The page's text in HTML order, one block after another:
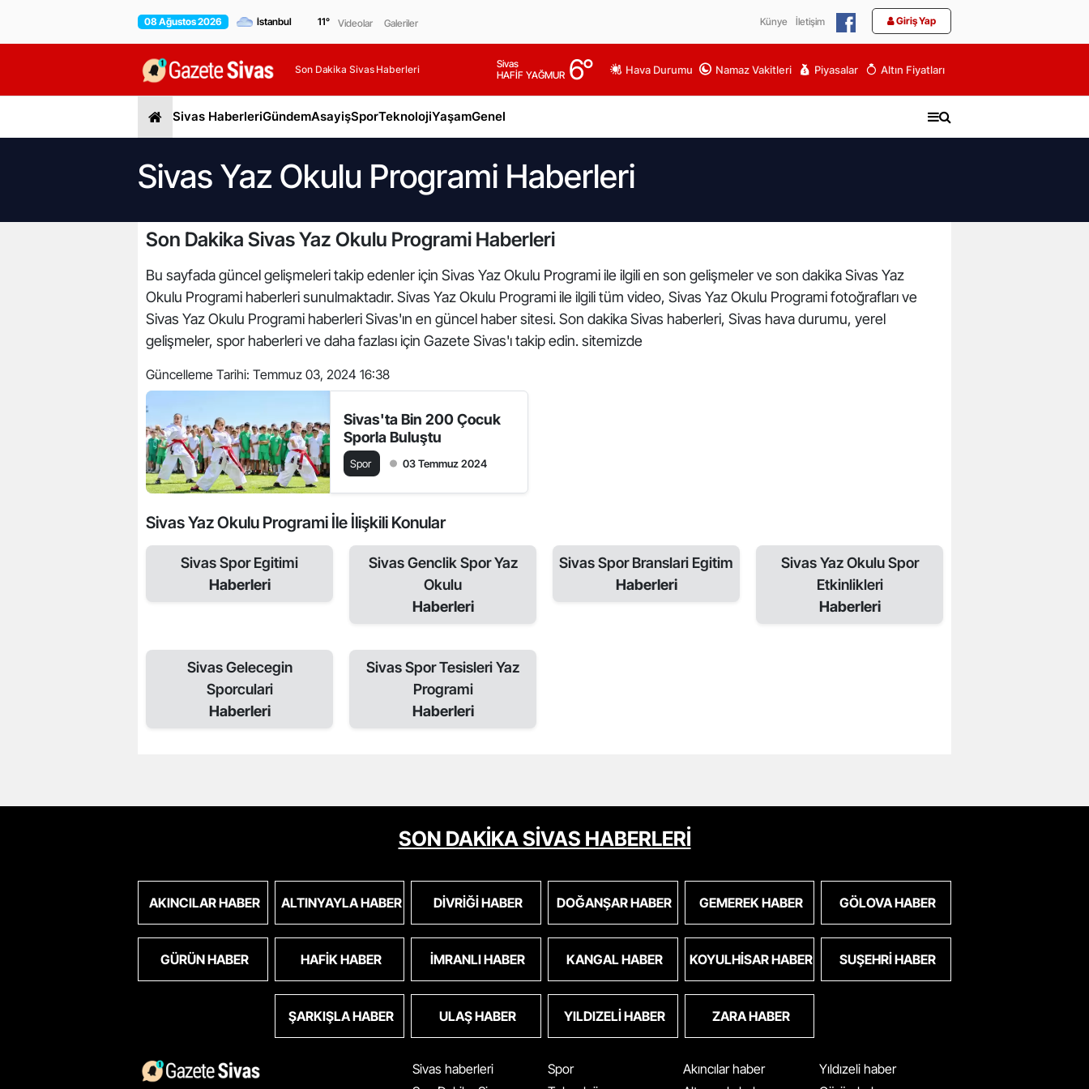
08 Ağustos 2026 11° Videolar Galeriler Künye İletişim Giriş Yap
Son Dakika Sivas Haberleri
Sivas
HAFİF YAĞMUR 6° Hava Durumu Namaz Vakitleri Piyasalar Altın Fiyatları
Sivas HaberleriGündemAsayişSporTeknolojiYaşamGenel
Sivas Yaz Okulu Programi Haberleri
Son Dakika Sivas Yaz Okulu Programi Haberleri
Bu sayfada güncel gelişmeleri takip edenler için Sivas Yaz Okulu Programi ile ilgili en son gelişmeler ve son dakika Sivas Yaz
Okulu Programi haberleri sunulmaktadır. Sivas Yaz Okulu Programi ile ilgili tüm video, Sivas Yaz Okulu Programi fotoğrafları ve
Sivas Yaz Okulu Programi haberleri Sivas'ın en güncel haber sitesi. Son dakika Sivas haberleri, Sivas hava durumu, yerel
gelişmeler, spor haberleri ve daha fazlası için Gazete Sivas'ı takip edin. sitemizde
Güncelleme Tarihi: Temmuz 03, 2024 16:38
Sivas'ta Bin 200 Çocuk
Sporla Buluştu
Spor 03 Temmuz 2024
Sivas Yaz Okulu Programi İle İlişkili Konular
Sivas Spor Egitimi
Haberleri
Sivas Genclik Spor Yaz
Okulu
Haberleri
Sivas Spor Branslari Egitim
Haberleri
Sivas Yaz Okulu Spor
Etkinlikleri
Haberleri
Sivas Gelecegin
Sporculari
Haberleri
Sivas Spor Tesisleri Yaz
Programi
Haberleri
SON DAKİKA SİVAS HABERLERİ
AKINCILAR HABER ALTINYAYLA HABER DIVRIĞI HABER DOĞANŞAR HABER GEMEREK HABER GÖLOVA HABER
GÜRÜN HABER HAFIK HABER İMRANLI HABER KANGAL HABER KOYULHISAR HABER SUŞEHRI HABER
ŞARKIŞLA HABER ULAŞ HABER YILDIZELI HABER ZARA HABER
Sivas haberleri
Spor
Akıncılar haber
Yıldızeli haber